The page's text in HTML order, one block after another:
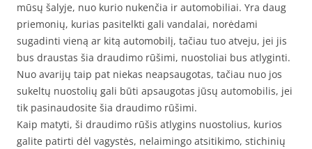
mūsų šalyje, nuo kurio nukenčia ir automobiliai. Yra daug
priemonių, kurias pasitelkti gali vandalai, norėdami
sugadinti vieną ar kitą automobilį, tačiau tuo atveju, jei jis
bus draustas šia draudimo rūšimi, nuostoliai bus atlyginti.
Nuo avarijų taip pat niekas neapsaugotas, tačiau nuo jos
sukeltų nuostolių gali būti apsaugotas jūsų automobilis, jei
tik pasinaudosite šia draudimo rūšimi.
Kaip matyti, ši draudimo rūšis atlygins nuostolius, kurios
galite patirti dėl vagystės, nelaimingo atsitikimo, stichinių